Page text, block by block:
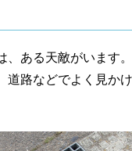
、ある天敵がいます
道路などでよく見か